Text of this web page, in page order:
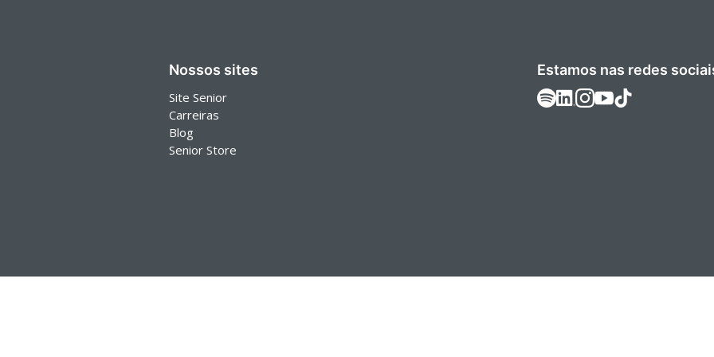
Nossos sites
Site Senior
Carreiras
Blog
Senior Store
Estamos nas redes